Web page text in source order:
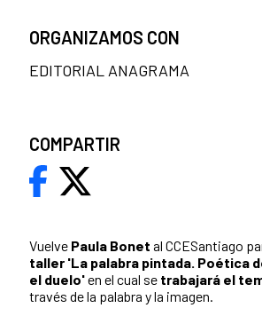
Vuelve Paula Bonet al CCESantiago
taller 'La palabra pintada. Poética
el duelo'en el cual se trabajará el
través de la palabra y la imagen.
ORGANIZAMOS CON
EDITORIAL ANAGRAMA
COMPARTIR